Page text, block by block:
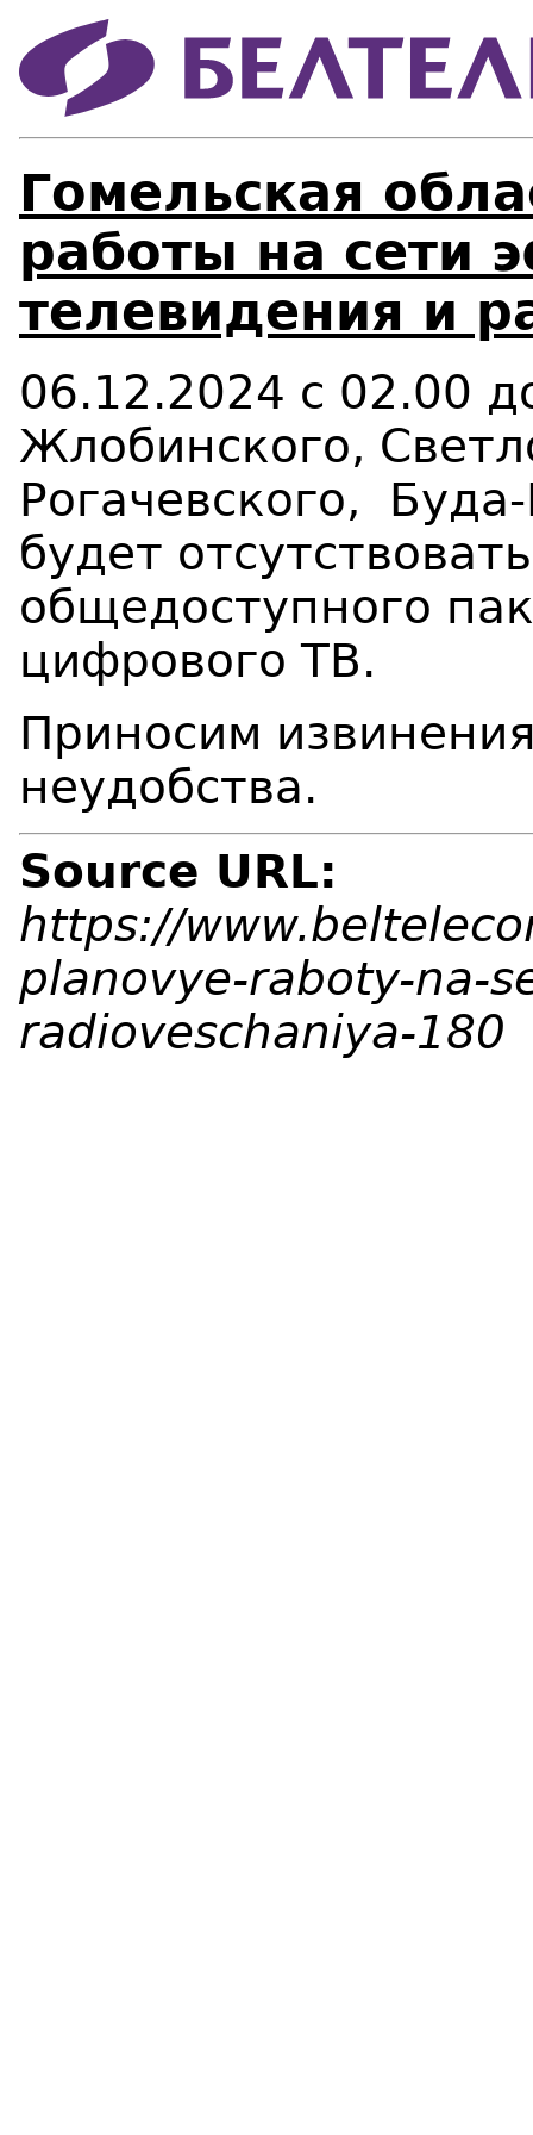
Гомельская
работы на сети
телевидения и
06.12.2024 с 02.00
Жлобинского,
Рогачевского,
будет
общедоступного
цифрового ТВ.
Приносим
неудобства.
Source URL:
https://
planovye-raboty-na-
radioveschaniya-180